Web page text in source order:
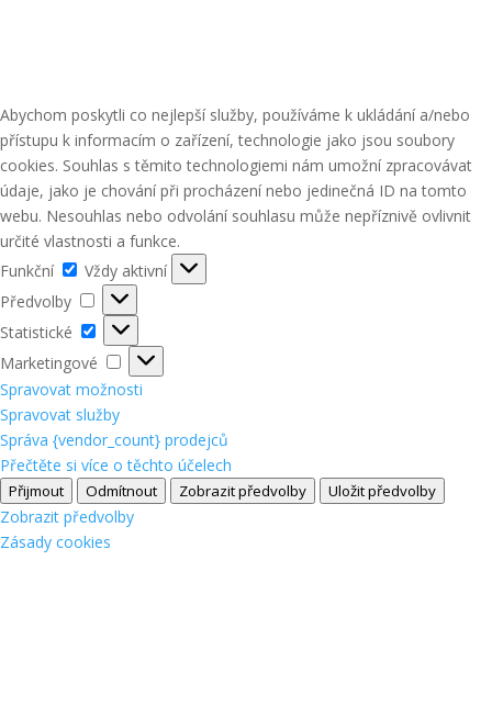
Abychom poskytli co nejlepší služby, používáme k ukládání a/nebo
přístupu k informacím o zařízení, technologie jako jsou soubory
cookies. Souhlas s těmito technologiemi nám umožní zpracovávat
údaje, jako je chování při procházení nebo jedinečná ID na tomto
webu. Nesouhlas nebo odvolání souhlasu může nepříznivě ovlivnit
určité vlastnosti a funkce.
Funkční
Funkční
Vždy aktivní
Předvolby
Předvolby
Statistické
Statistické
Marketingové
Marketingové
Spravovat možnosti
Spravovat služby
Správa {vendor_count} prodejců
Přečtěte si více o těchto účelech
Přijmout Odmítnout Zobrazit předvolby Uložit předvolby
Zobrazit předvolby
Zásady cookies